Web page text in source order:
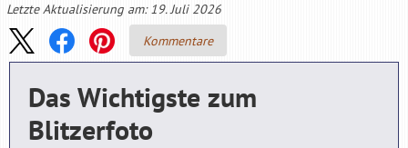
Letzte Aktualisierung am: 19. Juli 2026
Kommentare
Das Wichtigste zum
Blitzerfoto